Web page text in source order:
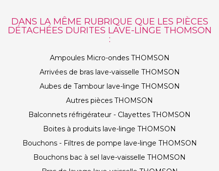
DANS LA MÊME RUBRIQUE QUE LES PIÈCES
DÉTACHÉES DURITES LAVE-LINGE THOMSON
:
Ampoules Micro-ondes THOMSON
Arrivées de bras lave-vaisselle THOMSON
Aubes de Tambour lave-linge THOMSON
Autres pièces THOMSON
Balconnets réfrigérateur - Clayettes THOMSON
Boites à produits lave-linge THOMSON
Bouchons - Filtres de pompe lave-linge THOMSON
Bouchons bac à sel lave-vaisselle THOMSON